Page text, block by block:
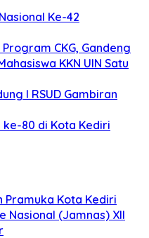
Ke-42
CKG, Gandeng
KKN UIN Satu
I RSUD Gambiran
80 di Kota Kediri
Pramuka Kota Kediri
Nasional (Jamnas) XII